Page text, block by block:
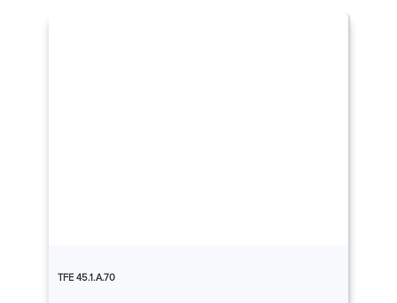
TFE 45.1.A.70